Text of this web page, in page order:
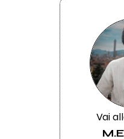
Vai